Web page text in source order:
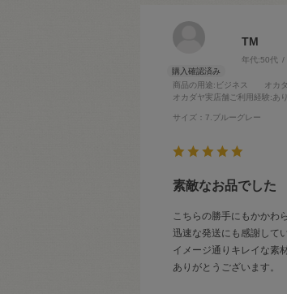
TM
年代:50代
商品の用途:ビジネス オカ
オカダヤ実店舗ご利用経験:あり
サイズ：7.ブルーグレー
素敵なお品でした
こちらの勝手にもかかわ
迅速な発送にも感謝して
イメージ通りキレイな素
ありがとうございます。